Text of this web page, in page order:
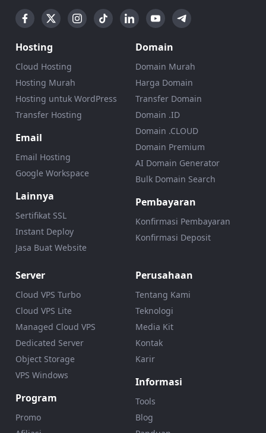
Hosting
Cloud Hosting
Hosting Murah
Hosting untuk WordPress
Transfer Hosting
Email
Email Hosting
Google Workspace
Lainnya
Sertifikat SSL
Instant Deploy
Jasa Buat Website
Domain
Domain Murah
Harga Domain
Transfer Domain
Domain .ID
Domain .CLOUD
Domain Premium
AI Domain Generator
Bulk Domain Search
Pembayaran
Konfirmasi Pembayaran
Konfirmasi Deposit
Server
Cloud VPS Turbo
Cloud VPS Lite
Managed Cloud VPS
Dedicated Server
Object Storage
VPS Windows
Program
Promo
Perusahaan
Tentang Kami
Teknologi
Media Kit
Kontak
Karir
Informasi
Tools
Blog